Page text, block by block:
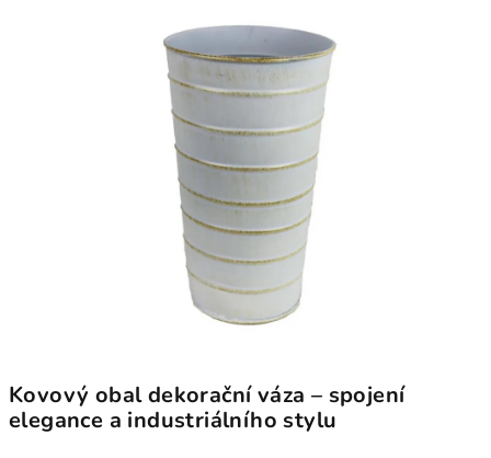
Kovový obal dekorační váza – spojení
elegance a industriálního stylu